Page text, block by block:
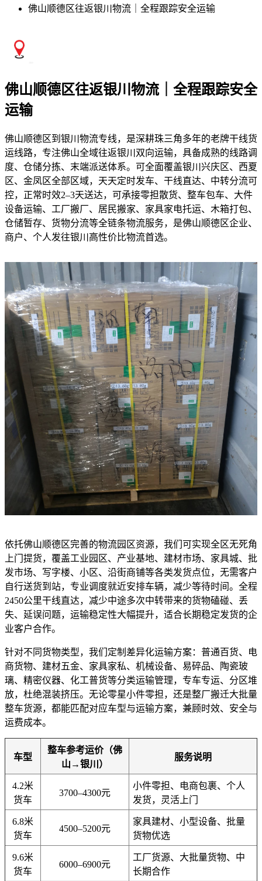
佛山顺德区往返银川物流｜全程跟踪安全运输
佛山顺德区往返银川物流｜全程跟踪安全
运输
佛山顺德区到银川物流专线，是深耕珠三角多年的老牌干线货
运线路，专注佛山全域往返银川双向运输，具备成熟的线路调
度、仓储分拣、末端派送体系。可全面覆盖银川兴庆区、西夏
区、金凤区全部区域，天天定时发车、干线直达、中转分流可
控，正常时效2–3天送达，可承接零担散货、整车包车、大件
设备运输、工厂搬厂、居民搬家、家具家电托运、木箱打包、
仓储暂存、货物分流等全链条物流服务，是佛山顺德区企业、
商户、个人发往银川高性价比物流首选。
依托佛山顺德区完善的物流园区资源，我们可实现全区无死角
上门提货，覆盖工业园区、产业基地、建材市场、家具城、批
发市场、写字楼、小区、沿街商铺等各类发货点位，无需客户
自行送货到站，专业调度就近安排车辆，减少等待时间。全程
2450公里干线直达，减少中途多次中转带来的货物磕碰、丢
失、延误问题，运输稳定性大幅提升，适合长期稳定发货的企
业客户合作。
针对不同货物类型，我们定制差异化运输方案：普通百货、电
商货物、建材五金、家具家私、机械设备、易碎品、陶瓷玻
璃、精密仪器、化工普货等分类运输管理，专车专运、分区堆
放，杜绝混装挤压。无论零星小件零担，还是整厂搬迁大批量
整车货源，都能匹配对应车型与运输方案，兼顾时效、安全与
运费成本。
车型
整车参考运价（佛
山→银川）
服务说明
4.2米
货车
3700–4300元
小件零担、电商包裹、个人
发货，灵活上门
6.8米
货车
4500–5200元
家具建材、小型设备、批量
货物优选
9.6米
货车
6000–6900元
工厂货源、大批量货物、中
长期合作